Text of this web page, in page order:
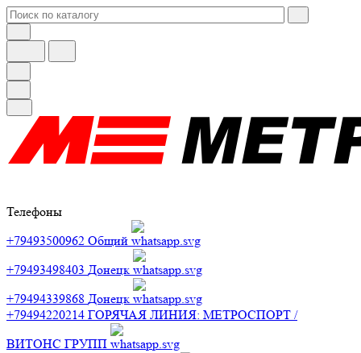
Телефоны
+79493500962 Общий
+79493498403 Донецк
+79494339868 Донецк
+79494220214 ГОРЯЧАЯ ЛИНИЯ: МЕТРОСПОРТ /
ВИТОНС ГРУПП